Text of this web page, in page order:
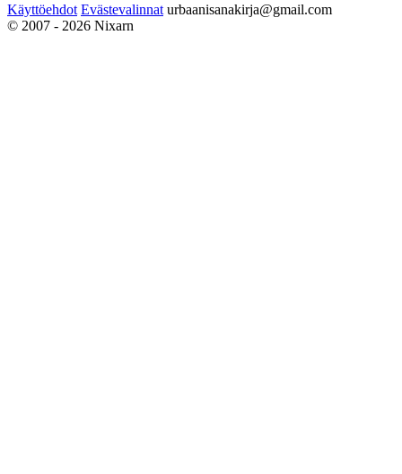
Käyttöehdot Evästevalinnat urbaanisanakirja@gmail.com
© 2007 - 2026 Nixarn